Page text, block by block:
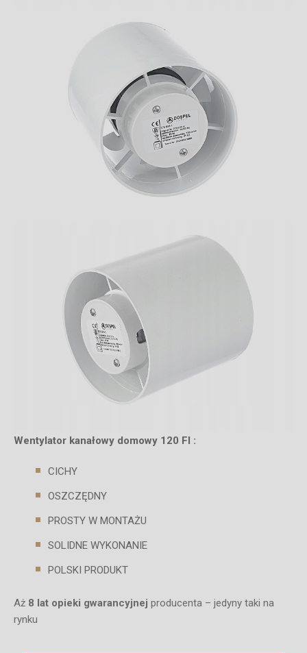
Wentylator kanałowy domowy 120 FI :
CICHY
OSZCZĘDNY
PROSTY W MONTAŻU
SOLIDNE WYKONANIE
POLSKI PRODUKT
Aż 8 lat opieki gwarancyjnej producenta – jedyny taki na
rynku